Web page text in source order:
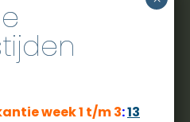
week 1 t/m 3:13